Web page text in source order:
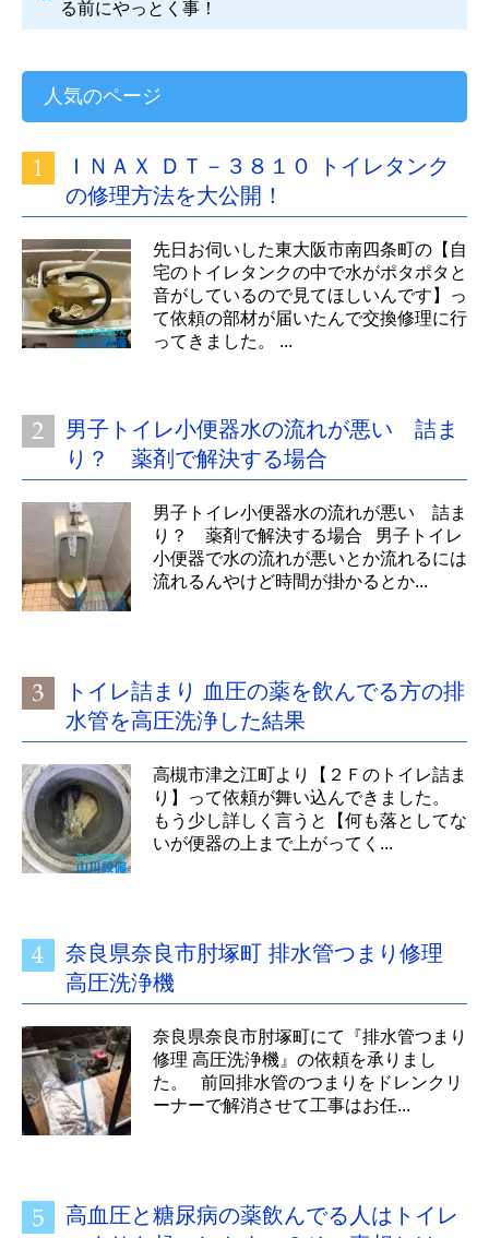
る前にやっとく事！
人気のページ
ＩＮＡＸ ＤＴ－３８１０ トイレタンク
の修理方法を大公開！
先日お伺いした東大阪市南四条町の【自
宅のトイレタンクの中で水がポタポタと
音がしているので見てほしいんです】っ
て依頼の部材が届いたんで交換修理に行
ってきました。 ...
男子トイレ小便器水の流れが悪い 詰ま
り？ 薬剤で解決する場合
男子トイレ小便器水の流れが悪い 詰ま
り？ 薬剤で解決する場合 男子トイレ
小便器で水の流れが悪いとか流れるには
流れるんやけど時間が掛かるとか...
トイレ詰まり 血圧の薬を飲んでる方の排
水管を高圧洗浄した結果
高槻市津之江町より【２Ｆのトイレ詰ま
り】って依頼が舞い込んできました。
もう少し詳しく言うと【何も落としてな
いが便器の上まで上がってく...
奈良県奈良市肘塚町 排水管つまり修理
高圧洗浄機
奈良県奈良市肘塚町にて『排水管つまり
修理 高圧洗浄機』の依頼を承りまし
た。 前回排水管のつまりをドレンクリ
ーナーで解消させて工事はお任...
高血圧と糖尿病の薬飲んでる人はトイレ